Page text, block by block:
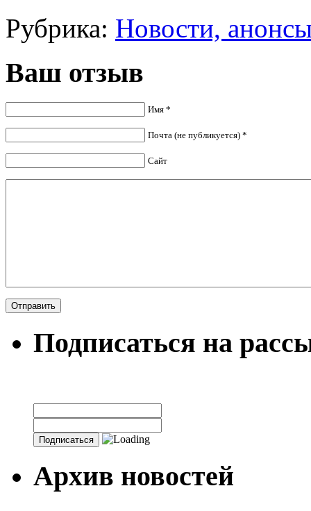
Рубрика: Новости,
Ваш отзыв
Имя *
Почта (не публикуется) *
Сайт
Подписаться на
Архив новостей